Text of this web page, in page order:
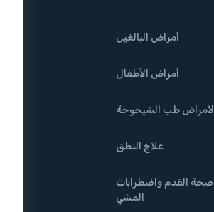
أمراض البالغين
أمراض الأطفال
الأمراض طب الشيخوخة
علاج النطق
صحة القدم واضطرابات
المشي